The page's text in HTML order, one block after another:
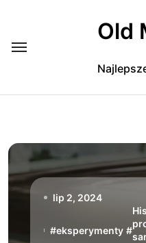
Old
lip 2, 2024
#eksperymenty #